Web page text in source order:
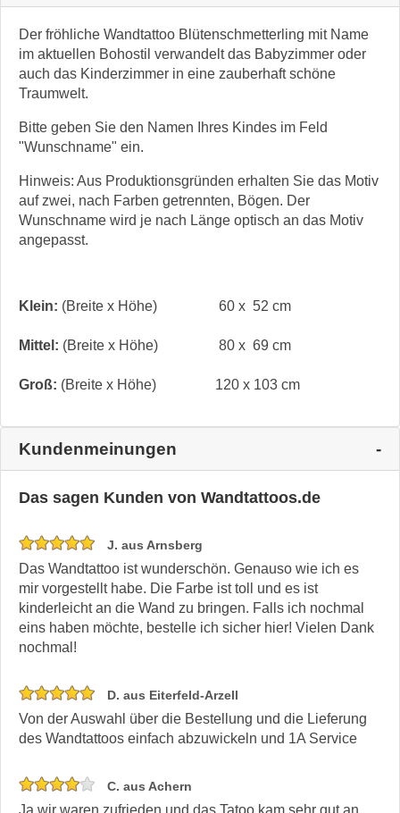
Der fröhliche Wandtattoo Blütenschmetterling mit Name
im aktuellen Bohostil verwandelt das Babyzimmer oder
auch das Kinderzimmer in eine zauberhaft schöne
Traumwelt.
Bitte geben Sie den Namen Ihres Kindes im Feld
"Wunschname" ein.
Hinweis: Aus Produktionsgründen erhalten Sie das Motiv
auf zwei, nach Farben getrennten, Bögen. Der
Wunschname wird je nach Länge optisch an das Motiv
angepasst.
Klein: (Breite x Höhe) 60 x 52 cm
Mittel: (Breite x Höhe) 80 x 69 cm
Groß: (Breite x Höhe) 120 x 103 cm
Kundenmeinungen
Das sagen Kunden von Wandtattoos.de
J. aus Arnsberg
Das Wandtattoo ist wunderschön. Genauso wie ich es
mir vorgestellt habe. Die Farbe ist toll und es ist
kinderleicht an die Wand zu bringen. Falls ich nochmal
eins haben möchte, bestelle ich sicher hier! Vielen Dank
nochmal!
D. aus Eiterfeld-Arzell
Von der Auswahl über die Bestellung und die Lieferung
des Wandtattoos einfach abzuwickeln und 1A Service
C. aus Achern